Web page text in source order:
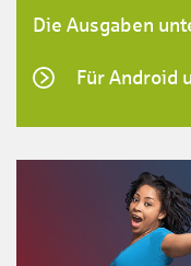
Die Ausgaben
Für Android